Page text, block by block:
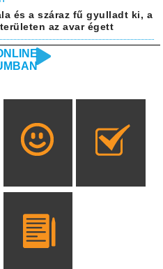
és a száraz fű gyulladt ki, a
az avar égett